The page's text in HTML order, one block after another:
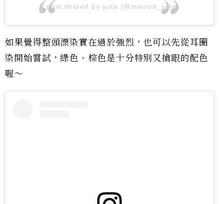
A post shared by yuta (@maison_yuta)
如果覺得整頭漂染實在過於強烈，也可以先從耳圈
染開始嘗試，綠色、棕色是十分特別又搶眼的配色
喔～